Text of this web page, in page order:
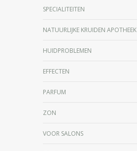
SPECIALITEITEN
NATUURLIJKE KRUIDEN APOTHEEK
HUIDPROBLEMEN
EFFECTEN
PARFUM
ZON
VOOR SALONS